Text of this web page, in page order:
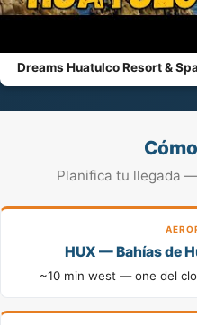
Dreams Huatulco Resort &
Planifica tu llegada
HUX — Bahías de
~10 min west — one del